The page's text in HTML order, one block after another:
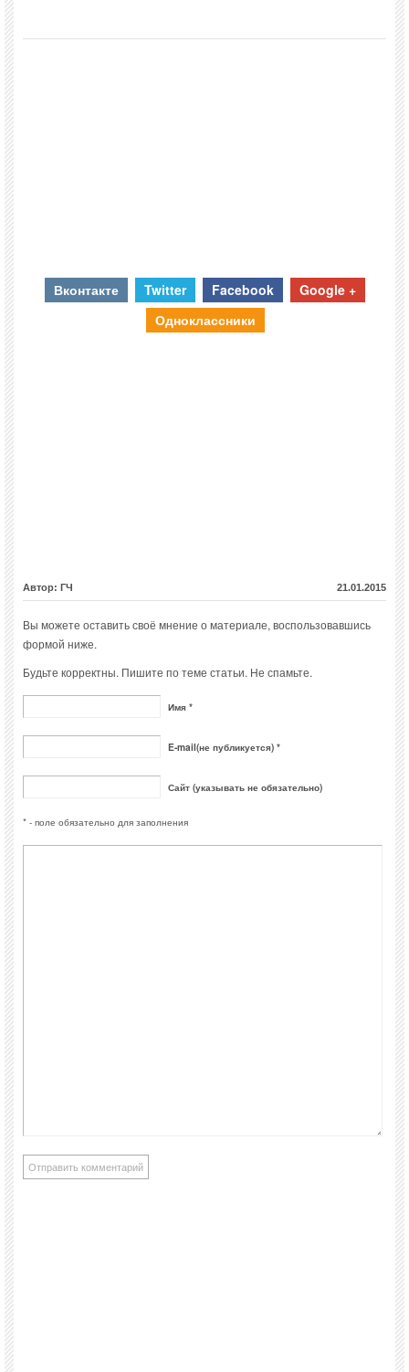
Вконтакте Twitter Facebook
Google +
Одноклассники
Автор: ГЧ 21.01.2015
Вы можете оставить своё мнение о материале, воспользовавшись
формой ниже.
Будьте корректны. Пишите по теме статьи. Не спамьте.
Имя *
E-mail(не публикуется) *
Сайт (указывать не обязательно)
* - поле обязательно для заполнения